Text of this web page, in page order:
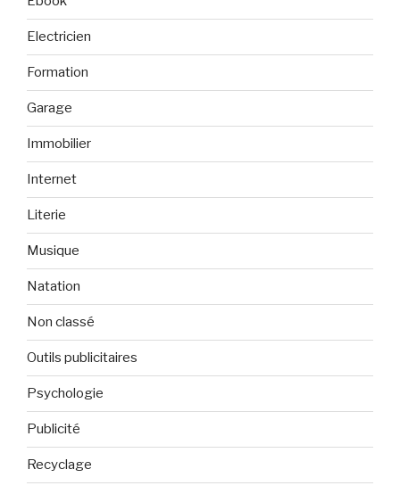
Electricien
Formation
Garage
Immobilier
Internet
Literie
Musique
Natation
Non classé
Outils publicitaires
Psychologie
Publicité
Recyclage